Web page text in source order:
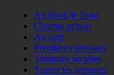
Au bord de l'eau
Charme urbain
Au vert
Premières terrasses
Terrasses secrètes
Toutes les terrasses